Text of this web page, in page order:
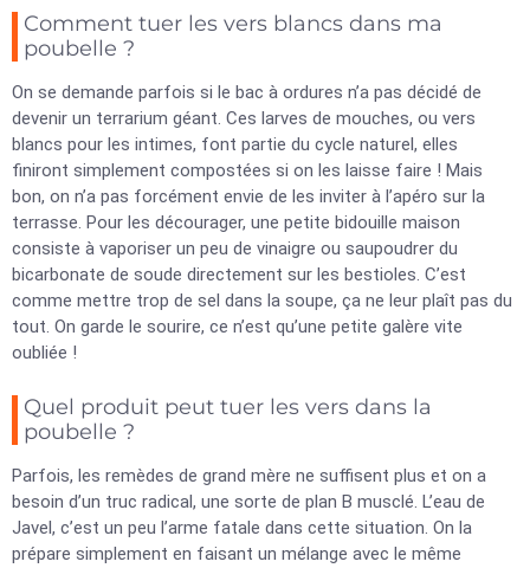
Comment tuer les vers blancs dans ma
poubelle ?
On se demande parfois si le bac à ordures n’a pas décidé de
devenir un terrarium géant. Ces larves de mouches, ou vers
blancs pour les intimes, font partie du cycle naturel, elles
finiront simplement compostées si on les laisse faire ! Mais
bon, on n’a pas forcément envie de les inviter à l’apéro sur la
terrasse. Pour les décourager, une petite bidouille maison
consiste à vaporiser un peu de vinaigre ou saupoudrer du
bicarbonate de soude directement sur les bestioles. C’est
comme mettre trop de sel dans la soupe, ça ne leur plaît pas du
tout. On garde le sourire, ce n’est qu’une petite galère vite
oubliée !
Quel produit peut tuer les vers dans la
poubelle ?
Parfois, les remèdes de grand mère ne suffisent plus et on a
besoin d’un truc radical, une sorte de plan B musclé. L’eau de
Javel, c’est un peu l’arme fatale dans cette situation. On la
prépare simplement en faisant un mélange avec le même